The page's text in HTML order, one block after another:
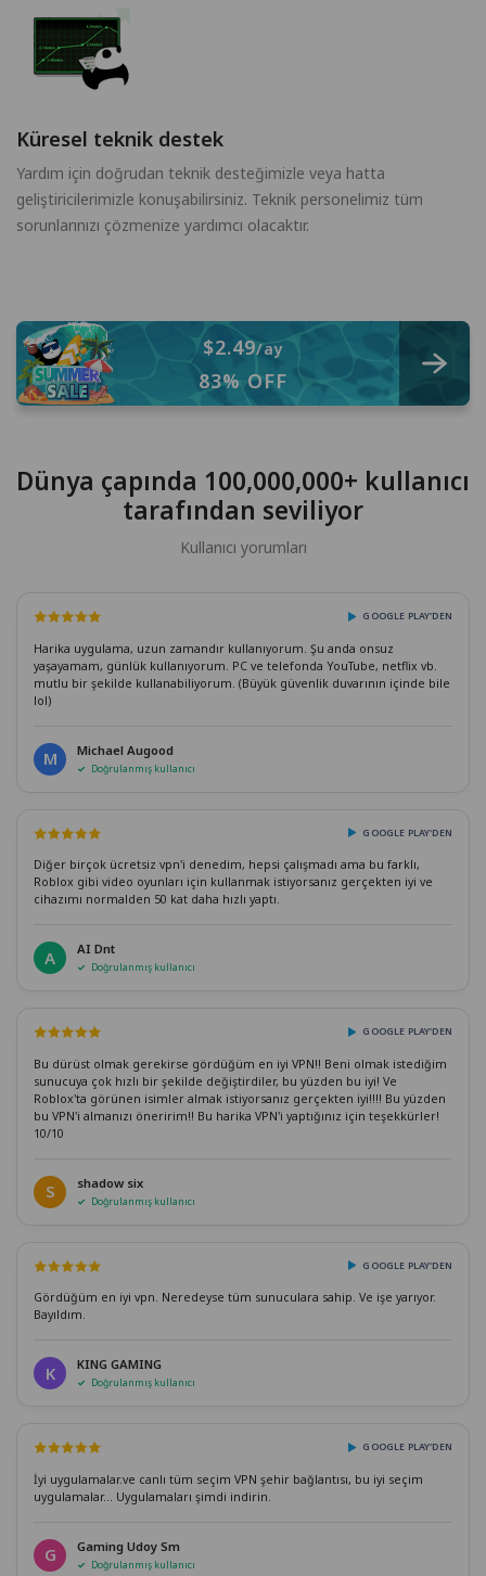
Küresel teknik destek
Yardım için doğrudan teknik desteğimizle veya hatta
geliştiricilerimizle konuşabilirsiniz. Teknik personelimiz tüm
sorunlarınızı çözmenize yardımcı olacaktır.
$2.49/ay
83% OFF
Dünya çapında 100,000,000+ kullanıcı
tarafından seviliyor
Kullanıcı yorumları
GOOGLE PLAY'DEN
Harika uygulama, uzun zamandır kullanıyorum. Şu anda onsuz
yaşayamam, günlük kullanıyorum. PC ve telefonda YouTube, netflix vb.
mutlu bir şekilde kullanabiliyorum. (Büyük güvenlik duvarının içinde bile
lol)
M Michael Augood
Doğrulanmış kullanıcı
GOOGLE PLAY'DEN
Diğer birçok ücretsiz vpn'i denedim, hepsi çalışmadı ama bu farklı,
Roblox gibi video oyunları için kullanmak istiyorsanız gerçekten iyi ve
cihazımı normalden 50 kat daha hızlı yaptı.
A AI Dnt
Doğrulanmış kullanıcı
GOOGLE PLAY'DEN
Bu dürüst olmak gerekirse gördüğüm en iyi VPN!! Beni olmak istediğim
sunucuya çok hızlı bir şekilde değiştirdiler, bu yüzden bu iyi! Ve
Roblox'ta görünen isimler almak istiyorsanız gerçekten iyi!!!! Bu yüzden
bu VPN'i almanızı öneririm!! Bu harika VPN'i yaptığınız için teşekkürler!
10/10
S shadow six
Doğrulanmış kullanıcı
GOOGLE PLAY'DEN
Gördüğüm en iyi vpn. Neredeyse tüm sunuculara sahip. Ve işe yarıyor.
Bayıldım.
K KING GAMING
Doğrulanmış kullanıcı
GOOGLE PLAY'DEN
İyi uygulamalar.ve canlı tüm seçim VPN şehir bağlantısı, bu iyi seçim
uygulamalar... Uygulamaları şimdi indirin.
G Gaming Udoy Sm
Doğrulanmış kullanıcı